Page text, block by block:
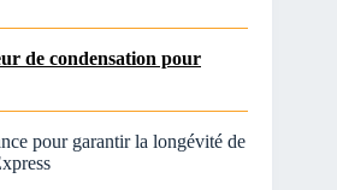
de condensation pour
pour garantir la longévité de